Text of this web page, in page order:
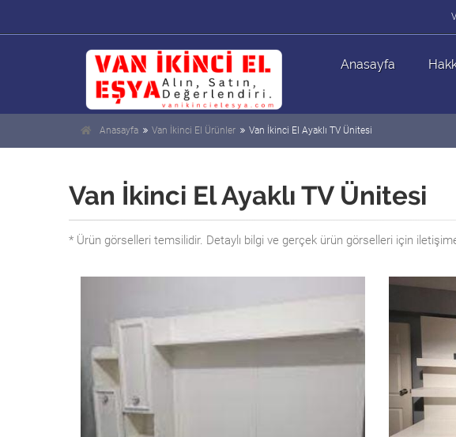
Anasayfa
Anasayfa Van İkinci El Ürünler Van İkinci El Ayaklı TV Ünitesi
Van İkinci El Ayaklı TV Ünitesi
* Ürün görselleri temsilidir. Detaylı bilgi ve gerçek ürün görselleri için